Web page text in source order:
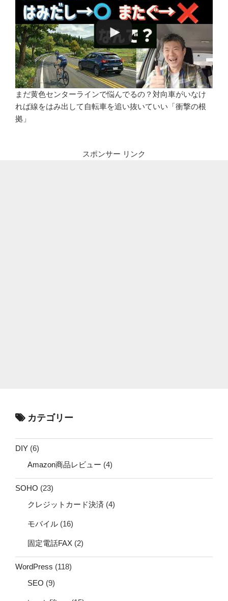
まだ黄色センターラインで悩んでるの？対向車がいなけ
れば線をはみ出して自転車を追い抜いていい「衝撃の根
拠」
スポンサー リンク
カテゴリー
DIY (6)
Amazon商品レビュー (4)
SOHO (23)
クレジットカード決済 (4)
モバイル (16)
固定電話FAX (2)
WordPress (118)
SEO (9)